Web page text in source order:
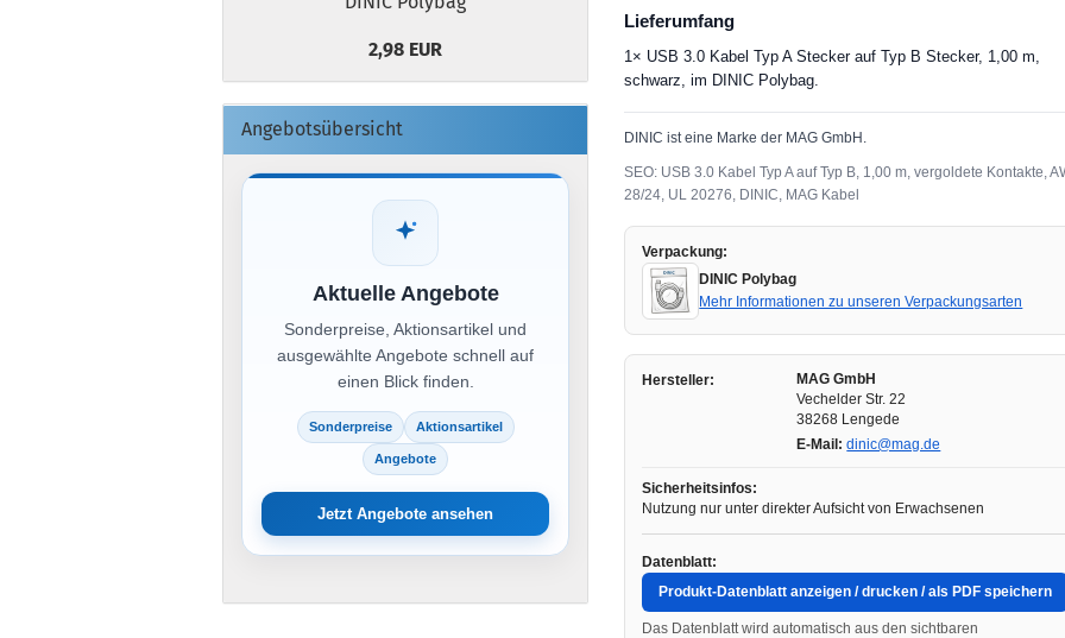
Lieferumfang
1× USB 3.0 Kabel Typ A Stecker auf Typ B Stecker, 1,00 m,
schwarz, im DINIC Polybag.
DINIC ist eine Marke der MAG GmbH.
SEO: USB 3.0 Kabel Typ A auf Typ B, 1,00 m, vergoldete Kontakte,
28/24, UL 20276, DINIC, MAG Kabel
Verpackung:
DINIC Polybag
Mehr Informationen zu unseren Verpackungsarten
Hersteller:
MAG GmbH
Vechelder Str. 22
38268 Lengede
E-Mail: dinic@mag.de
Sicherheitsinfos:
Nutzung nur unter direkter Aufsicht von Erwachsenen
Datenblatt:
Produkt-Datenblatt anzeigen / drucken / als PDF speichern
Das Datenblatt wird automatisch aus den sichtbaren
2,98 EUR
Angebotsübersicht
Aktuelle Angebote
Sonderpreise, Aktionsartikel und
ausgewählte Angebote schnell auf
einen Blick finden.
Sonderpreise Aktionsartikel
Angebote
Jetzt Angebote ansehen